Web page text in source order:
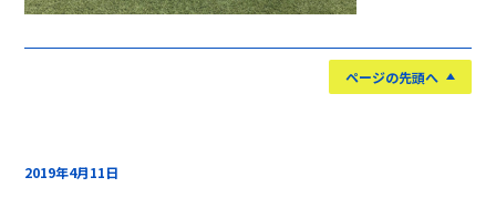
ページの先頭へ
2019年4月11日